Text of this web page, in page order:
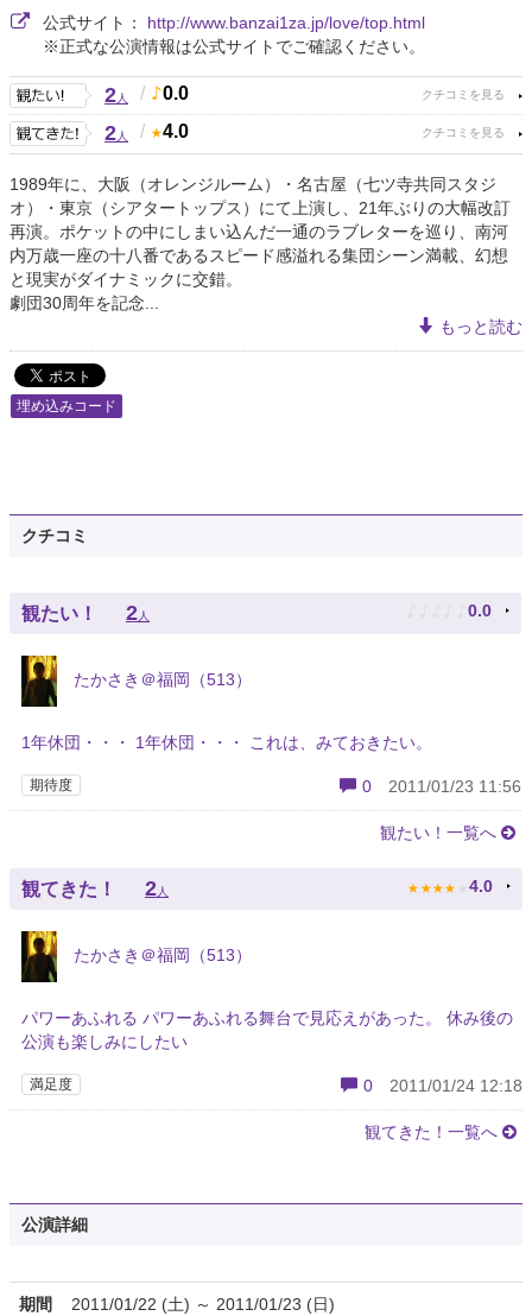
公式サイト： http://www.banzai1za.jp/love/top.html
※正式な公演情報は公式サイトでご確認ください。
2人 / 0.0
2人 / 4.0
1989年に、大阪（オレンジルーム）・名古屋（七ツ寺共同スタジ
オ）・東京（シアタートップス）にて上演し、21年ぶりの大幅改訂
再演。ポケットの中にしまい込んだ一通のラブレターを巡り、南河
内万歳一座の十八番であるスピード感溢れる集団シーン満載、幻想
と現実がダイナミックに交錯。
劇団30周年を記念...
もっと読む
埋め込みコード
クチコミ
観たい！ 2人 ♪ ♪ ♪ ♪ ♪ 0.0
たかさき＠福岡（513）
1年休団・・・ 1年休団・・・ これは、みておきたい。
期待度 0 2011/01/23 11:56
観たい！一覧へ
観てきた！ 2人 ★ ★ ★ ★ ★ 4.0
たかさき＠福岡（513）
パワーあふれる パワーあふれる舞台で見応えがあった。 休み後の
公演も楽しみにしたい
満足度 0 2011/01/24 12:18
観てきた！一覧へ
公演詳細
期間 2011/01/22 (土) ～ 2011/01/23 (日)